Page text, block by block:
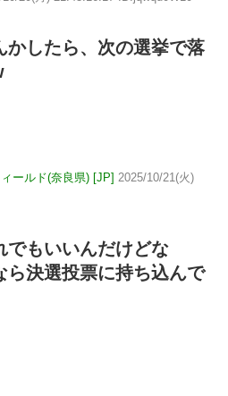
かしたら、次の選挙で落
ールド(奈良県) [JP] 2025/10/21(火)
でもいいんだけどな
ら決選投票に持ち込んで